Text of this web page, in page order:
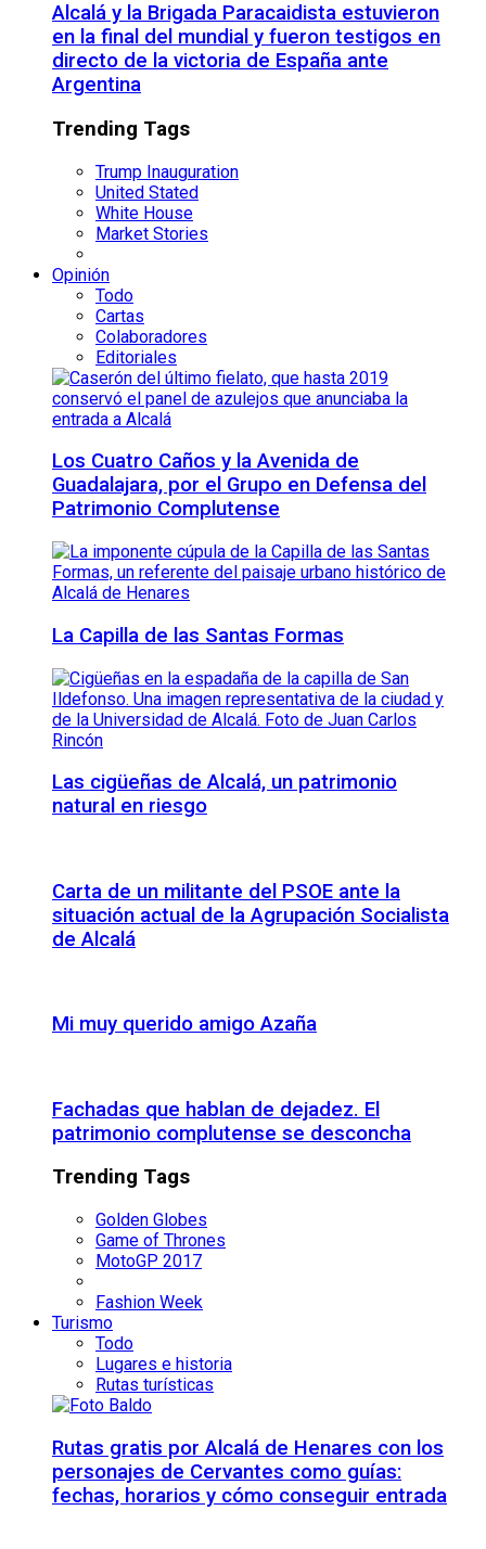
Alcalá y la Brigada Paracaidista estuvieron
en la final del mundial y fueron testigos en
directo de la victoria de España ante
Argentina
Trending Tags
Trump Inauguration
United Stated
White House
Market Stories
Opinión
Todo
Cartas
Colaboradores
Editoriales
Los Cuatro Caños y la Avenida de
Guadalajara, por el Grupo en Defensa del
Patrimonio Complutense
La Capilla de las Santas Formas
Las cigüeñas de Alcalá, un patrimonio
natural en riesgo
Carta de un militante del PSOE ante la
situación actual de la Agrupación Socialista
de Alcalá
Mi muy querido amigo Azaña
Fachadas que hablan de dejadez. El
patrimonio complutense se desconcha
Trending Tags
Golden Globes
Game of Thrones
MotoGP 2017
Fashion Week
Turismo
Todo
Lugares e historia
Rutas turísticas
Rutas gratis por Alcalá de Henares con los
personajes de Cervantes como guías:
fechas, horarios y cómo conseguir entrada